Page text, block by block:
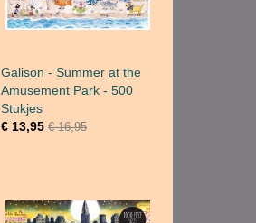
Galison - Summer at the
Amusement Park - 500
Stukjes
€ 13,95 € 16,95